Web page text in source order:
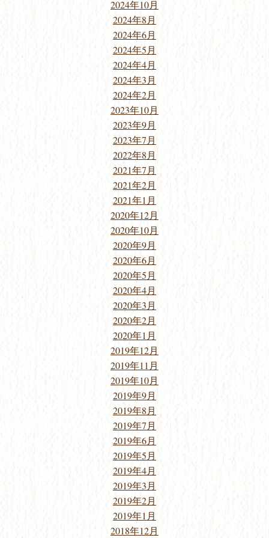
2024年10月
2024年8月
2024年6月
2024年5月
2024年4月
2024年3月
2024年2月
2023年10月
2023年9月
2023年7月
2022年8月
2021年7月
2021年2月
2021年1月
2020年12月
2020年10月
2020年9月
2020年6月
2020年5月
2020年4月
2020年3月
2020年2月
2020年1月
2019年12月
2019年11月
2019年10月
2019年9月
2019年8月
2019年7月
2019年6月
2019年5月
2019年4月
2019年3月
2019年2月
2019年1月
2018年12月